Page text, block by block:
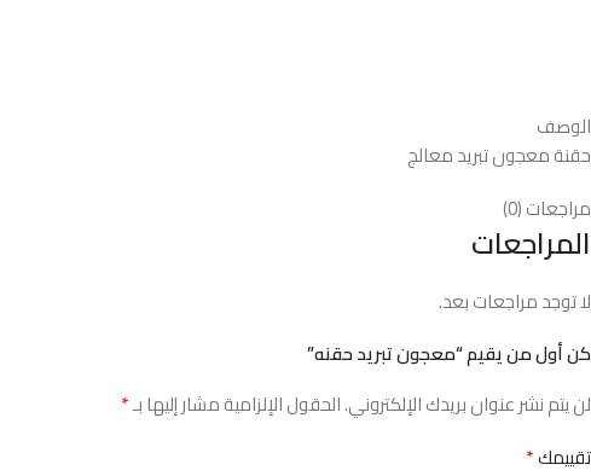
الوصف
حقنة معجون تبريد معالج
مراجعات (0)
المراجعات
لا توجد مراجعات بعد.
كن أول من يقيم “معجون تبريد حقنه”
لن يتم نشر عنوان بريدك الإلكتروني.الحقول الإلزامية مشار إليها بـ*
تقييمك*